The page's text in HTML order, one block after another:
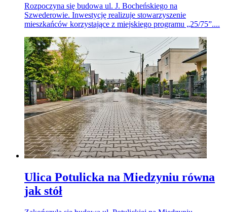
Rozpoczyna się budowa ul. J. Bocheńskiego na
Szwederowie. Inwestycję realizuje stowarzyszenie
mieszkańców korzystające z miejskiego programu „25/75”....
Ulica Potulicka na Miedzyniu równa
jak stół